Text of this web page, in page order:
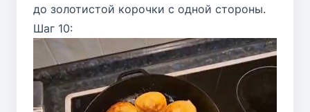
до золотистой корочки с одной стороны.
Шаг 10: